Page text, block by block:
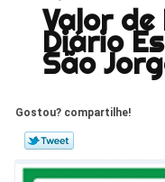
Valor de
Diário
São
Gostou? compartilhe!